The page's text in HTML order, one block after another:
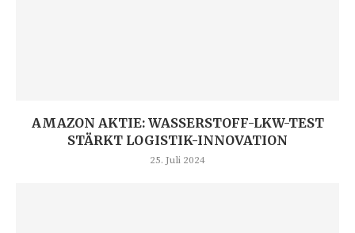
AMAZON AKTIE: WASSERSTOFF-LKW-TEST
STÄRKT LOGISTIK-INNOVATION
25. Juli 2024